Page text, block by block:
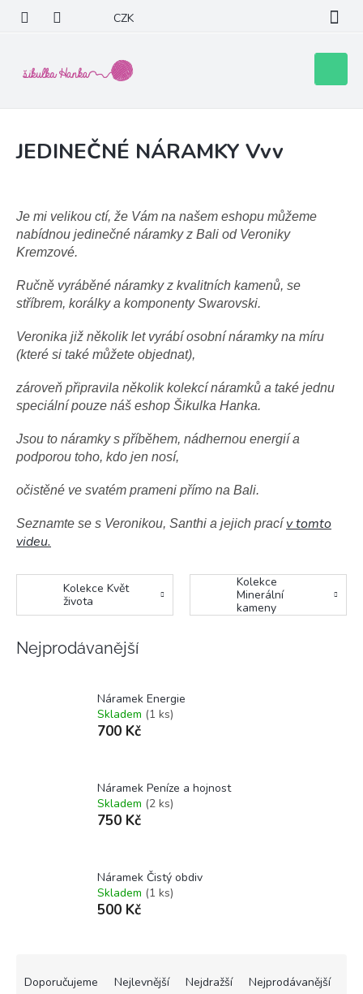
obsah
CZK
košík
JEDINEČNÉ NÁRAMKY Vvv
Je mi velikou ctí, že Vám na našem eshopu můžeme
nabídnou jedinečné náramky z Bali od Veroniky
Kremzové.
Ručně vyráběné náramky z kvalitních kamenů, se
stříbrem, korálky a komponenty Swarovski.
Veronika již několik let vyrábí osobní náramky na míru
(které si také můžete objednat),
zároveň připravila několik kolekcí náramků a také jednu
speciálnípouze náš eshop Šikulka Hanka.
Jsou to náramky s příběhem, nádhernou energií a
podporou toho, kdo jen nosí,
očistěné ve svatém prameni přímo na Bali.
Seznamte se s Veronikou, Santhi a jejich pracív tomto
videu.
Kolekce Květ
života
Kolekce
Minerální
kameny
Nejprodávanější
Náramek Energie
Skladem (1 ks)
700 Kč
Náramek Peníze a hojnost
Skladem (2 ks)
750 Kč
Náramek Čistý obdiv
Skladem (1 ks)
500 Kč
Doporučujeme Nejlevnější Nejdražší Nejprodávanější